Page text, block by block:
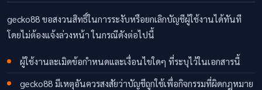
gecko88 ขอสงวนสิทธิ์ในการระงับหรือยกเลิกบัญชีผู้ใช้งานได้ทันที
โดยไม่ต้องแจ้งล่วงหน้า ในกรณีดังต่อไปนี้
ผู้ใช้งานละเมิดข้อกำหนดและเงื่อนไขใดๆ ที่ระบุไว้ในเอกสารนี้
gecko88 มีเหตุอันควรสงสัยว่าบัญชีถูกใช้เพื่อกิจกรรมที่ผิดกฎหมาย